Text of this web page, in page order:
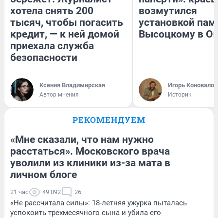
хотела снять 200
тысяч, чтобы погасить
кредит, — к ней домой
приехала служба
безопасности
Ксения Владимирская
Автор мнения
возмутился
установкой
Высоцкому в
Игорь Коновалов
Историк
РЕКОМЕНДУЕМ
«Мне сказали, что нам нужно
расстаться». Московского врача
уволили из клиники из-за мата в
личном блоге
21 час 49 092 26
«Не рассчитала силы»: 18-летняя ужурка пыталась
успокоить трехмесячного сына и убила его